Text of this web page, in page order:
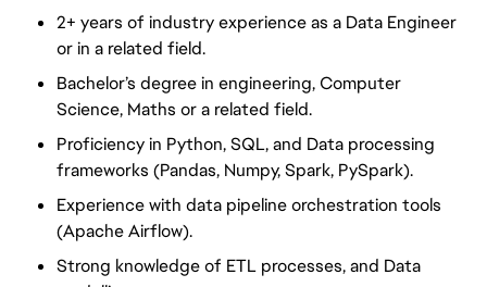
2+ years of industry experience as a Data Engineer
or in a related field.
Bachelor’s degree in engineering, Computer
Science, Maths or a related field.
Proficiency in Python, SQL, and Data processing
frameworks (Pandas, Numpy, Spark, PySpark).
Experience with data pipeline orchestration tools
(Apache Airflow).
Strong knowledge of ETL processes, and Data